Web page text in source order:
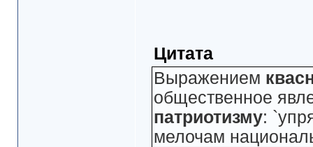
Цитата
Выражением
общественное
патриотизму:
мелочам